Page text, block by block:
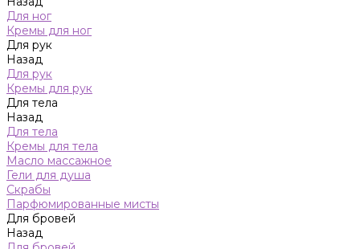
Для ног
Кремы для ног
Для рук
Назад
Для рук
Кремы для рук
Для тела
Назад
Для тела
Кремы для тела
Масло массажное
Гели для душа
Скрабы
Парфюмированные мисты
Для бровей
Назад